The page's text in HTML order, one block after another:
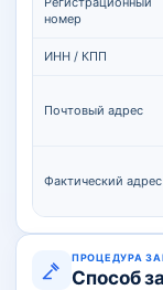
номер
ИНН / КПП
Почтовый адрес
Фактический адрес
ПРОЦЕДУРА
Способ